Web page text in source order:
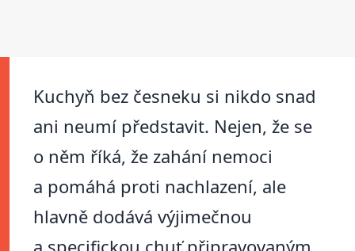
Kuchyň bez česneku si nikdo snad
ani neumí představit. Nejen, že se
o něm říká, že zahání nemoci
a pomáhá proti nachlazení, ale
hlavně dodává výjimečnou